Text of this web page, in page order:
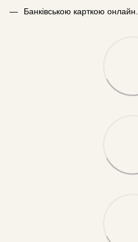
Банківською карткою онлайн.